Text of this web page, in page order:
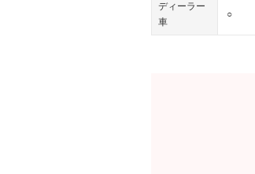
ディーラー
車
○